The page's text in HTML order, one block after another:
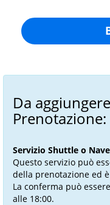
Da
Prenotazione:
Servizio Shuttle o
Questo servizio può
della prenotazione ed
La conferma può
alle 18:00.